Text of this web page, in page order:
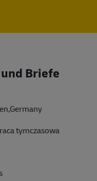
Briefe
tymczasowa